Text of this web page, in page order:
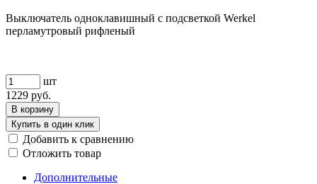
Выключатель одноклавишный с подсветкой Werkel
перламутровый рифленый
шт
1229 руб.
В корзину
Купить в один клик
Добавить к сравнению
Отложить товар
Дополнительные